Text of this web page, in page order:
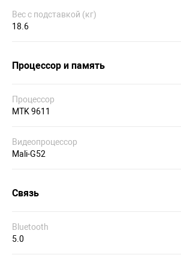
Вес с подставкой (кг)
18.6
Процессор и память
Процессор
MTK 9611
Видеопроцессор
Mali-G52
Связь
Bluetooth
5.0